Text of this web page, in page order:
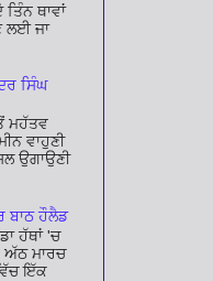
ਥਾਵਾਂ
ਲਈ ਜਾ
ਸਿੰਘ
ਮਹੱਤਵ
ਵਾਹੁਣੀ
ਉਗਾਉਣੀ
ਬਾਠ ਹੌਲੈਡ
ਹੱਥਾਂ 'ਚ
ਅੱਠ ਮਾਰਚ
ਇੱਕ